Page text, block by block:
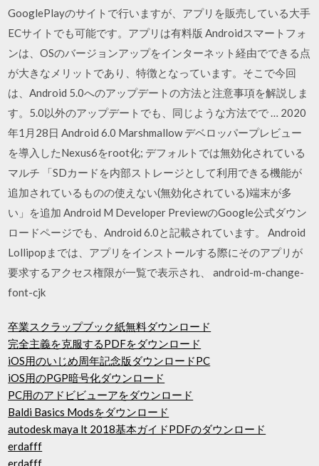
GooglePlayのサイトで行いますが、アプリを販売している大手
ECサイトでも可能です。アプリは有料版 Androidスマートフォ
ンは、OSのバージョンアップをインターネット経由でできる点
が大きなメリットであり、特徴となっています。そこで今回
は、Android 5.0へのアップデートの方法と注意事項を解説しま
す。5.0以外のアップデートでも、同じような方法でで … 2020
年1月28日 Android 6.0 Marshmallow デベロッパープレビュー
を導入したNexus6をroot化; デフォルトでは無効化されている
マルチ 「SDカードを内部ストレージとして利用できる機能が
追加されているものの使えない(無効化されている)端末が多
い」を追加 Android M Developer PreviewのGoogle公式ダウン
ロードページでも、Android 6.0と記載されています。 Android
Lollipopまでは、アプリをインストールする際にそのアプリが
要求するアクセス権限が一覧で表示され、 android-m-change-
font-cjk
卒業スクラップブック紙無料ダウンロード
完全主義を克服するPDFをダウンロード
iOS用のいじめ周年記念版ダウンロードPC
iOS用のPGP暗号化ダウンロード
PC用のアドビビューアをダウンロード
Baldi Basics Modsをダウンロード
autodesk maya lt 2018基本ガイドPDFのダウンロード
erdafff
erdafff